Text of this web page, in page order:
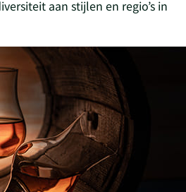
aan stijlen en regio’s in